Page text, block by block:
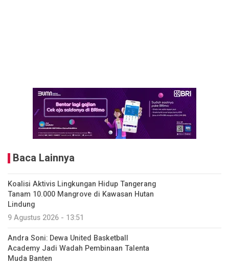
Baca Lainnya
Koalisi Aktivis Lingkungan Hidup Tangerang
Tanam 10.000 Mangrove di Kawasan Hutan
Lindung
9 Agustus 2026 - 13:51
Andra Soni: Dewa United Basketball
Academy Jadi Wadah Pembinaan Talenta
Muda Banten